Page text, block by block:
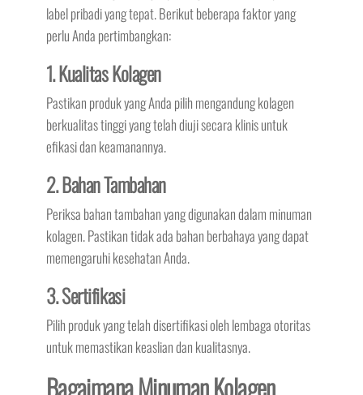
label pribadi yang tepat. Berikut beberapa faktor yang
perlu Anda pertimbangkan:
1. Kualitas Kolagen
Pastikan produk yang Anda pilih mengandung kolagen
berkualitas tinggi yang telah diuji secara klinis untuk
efikasi dan keamanannya.
2. Bahan Tambahan
Periksa bahan tambahan yang digunakan dalam minuman
kolagen. Pastikan tidak ada bahan berbahaya yang dapat
memengaruhi kesehatan Anda.
3. Sertifikasi
Pilih produk yang telah disertifikasi oleh lembaga otoritas
untuk memastikan keaslian dan kualitasnya.
Bagaimana Minuman Kolagen